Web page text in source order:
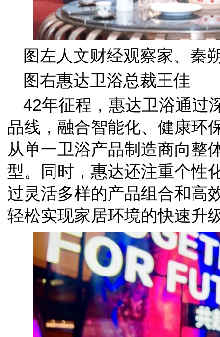
图左人文财经观察家、秦
图右惠达卫浴总裁王佳
42年征程，惠达卫浴通过
品线，融合智能化、健康环
从单一卫浴产品制造商向整
型。同时，惠达还注重个性
过灵活多样的产品组合和高
轻松实现家居环境的快速升